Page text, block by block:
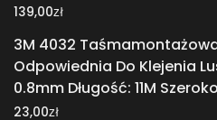
139,00zł
3M 4032
Odpowiednia Do Klejenia
0.8mm Długość: 11M
23,00zł